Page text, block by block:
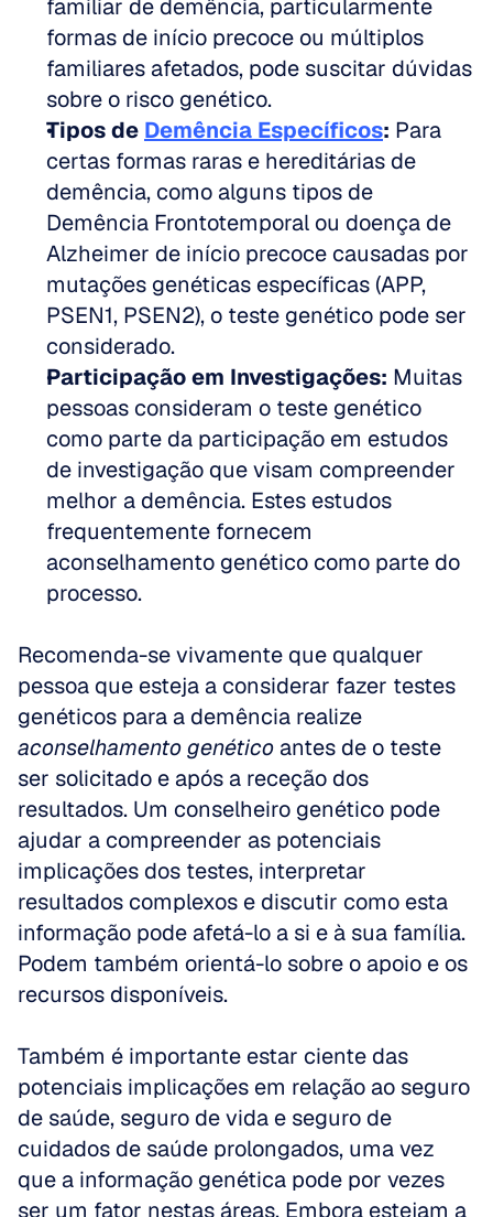
familiar de demência, particularmente
formas de início precoce ou múltiplos
familiares afetados, pode suscitar dúvidas
sobre o risco genético.
Tipos de Demência Específicos: Para
certas formas raras e hereditárias de
demência, como alguns tipos de
Demência Frontotemporal ou doença de
Alzheimer de início precoce causadas por
mutações genéticas específicas (APP,
PSEN1, PSEN2), o teste genético pode ser
considerado.
Participação em Investigações: Muitas
pessoas consideram o teste genético
como parte da participação em estudos
de investigação que visam compreender
melhor a demência. Estes estudos
frequentemente fornecem
aconselhamento genético como parte do
processo.
Recomenda-se vivamente que qualquer
pessoa que esteja a considerar fazer testes
aconselhamento genético antes de o teste
ser solicitado e após a receção dos
resultados. Um conselheiro genético pode
ajudar a compreender as potenciais
implicações dos testes, interpretar
resultados complexos e discutir como esta
informação pode afetá-lo a si e à sua família.
Podem também orientá-lo sobre o apoio e os
recursos disponíveis.
Também é importante estar ciente das
potenciais implicações em relação ao seguro
de saúde, seguro de vida e seguro de
cuidados de saúde prolongados, uma vez
que a informação genética pode por vezes
ser um fator nestas áreas. Embora estejam a